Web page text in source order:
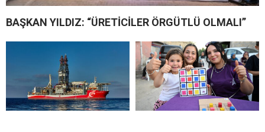
BAŞKAN YILDIZ: “ÜRETİCİLER ÖRGÜTLÜ OLMALI”